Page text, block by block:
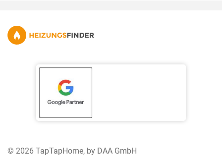
© 2026 TapTapHome, by DAA GmbH